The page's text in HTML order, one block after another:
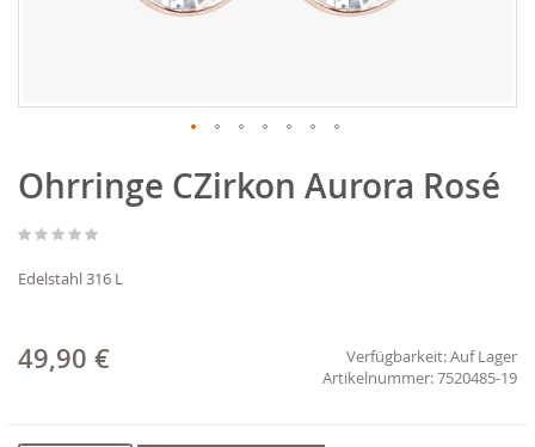
Anfang
der
springen
Ohrringe CZirkon Aurora Rosé
Edelstahl 316 L
49,90 € Verfügbarkeit:Auf Lager
7520485-19